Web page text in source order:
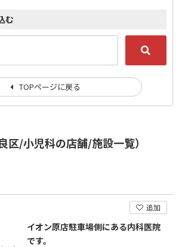
区/小児科の店舗/施設一覧）
追加
イオン原店駐車場側にある内科医院
です。
む
TOPページに戻る